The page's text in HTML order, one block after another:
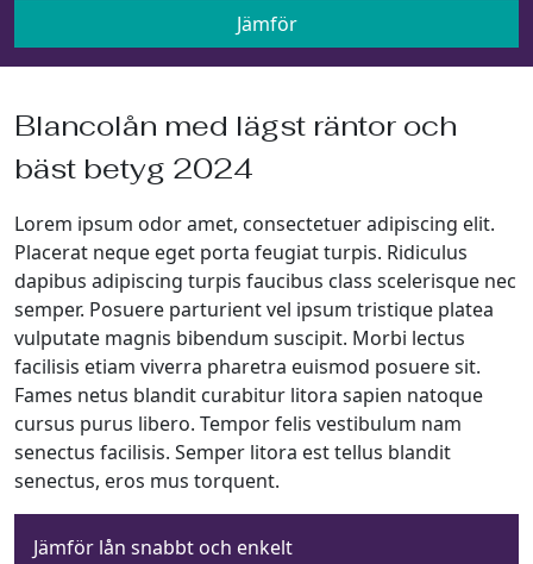
Jämför
Blancolån med lägst räntor och
bäst betyg 2024
Lorem ipsum odor amet, consectetuer adipiscing elit.
Placerat neque eget porta feugiat turpis. Ridiculus
dapibus adipiscing turpis faucibus class scelerisque nec
semper. Posuere parturient vel ipsum tristique platea
vulputate magnis bibendum suscipit. Morbi lectus
facilisis etiam viverra pharetra euismod posuere sit.
Fames netus blandit curabitur litora sapien natoque
cursus purus libero. Tempor felis vestibulum nam
senectus facilisis. Semper litora est tellus blandit
senectus, eros mus torquent.
Jämför lån snabbt och enkelt